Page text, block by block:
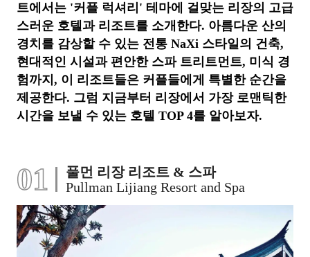
트에서는 '커플 럭셔리' 테마에 걸맞는 리장의 고급
스러운 호텔과 리조트를 소개한다. 아름다운 산의
경치를 감상할 수 있는 전통 NaXi 스타일의 건축,
현대적인 시설과 편안한 스파 트리트먼트, 미식 경
험까지, 이 리조트들은 커플들에게 특별한 순간을
제공한다. 그럼 지금부터 리장에서 가장 로맨틱한
시간을 보낼 수 있는 호텔 TOP 4를 알아보자.
01
풀먼 리장 리조트 & 스파
Pullman Lijiang Resort and Spa